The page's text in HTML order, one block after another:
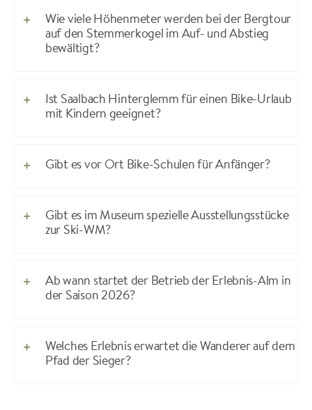
Wie viele Höhenmeter werden bei der Bergtour
auf den Stemmerkogel im Auf- und Abstieg
bewältigt?
Ist Saalbach Hinterglemm für einen Bike-Urlaub
mit Kindern geeignet?
Gibt es vor Ort Bike-Schulen für Anfänger?
Gibt es im Museum spezielle Ausstellungsstücke
zur Ski-WM?
Ab wann startet der Betrieb der Erlebnis-Alm in
der Saison 2026?
Welches Erlebnis erwartet die Wanderer auf dem
Pfad der Sieger?